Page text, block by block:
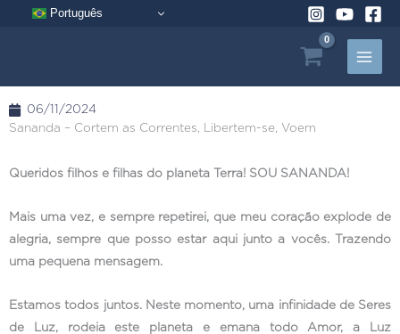
Português
06/11/2024
Sananda – Cortem as Correntes, Libertem-se, Voem
Queridos filhos e filhas do planeta Terra! SOU SANANDA!
Mais uma vez, e sempre repetirei, que meu coração explode de
alegria, sempre que posso estar aqui junto a vocês. Trazendo
uma pequena mensagem.
Estamos todos juntos. Neste momento, uma infinidade de Seres
de Luz, rodeia este planeta e emana todo Amor, a Luz